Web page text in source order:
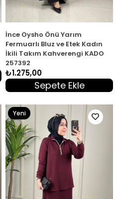
İnce Oysho Önü Yarım
Fermuarlı Bluz ve Etek Kadın
İkili Takım Kahverengi KADO
257392
₺1.275,00
Sepete Ekle
Yeni
Ürün